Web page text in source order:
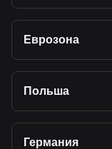
Еврозона
Польша
Германия